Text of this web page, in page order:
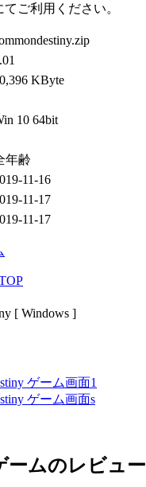
ご利用ください。
KByte
10 64bit
年齢
11-16
11-17
11-17
[ Windows ]
ームのレビュー